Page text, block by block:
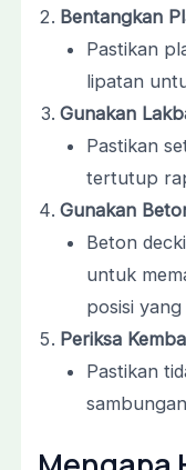
Bentangkan
Pastikan
lipatan
Gunakan
Pastikan
tertutup
Gunakan
Beton
untuk
posisi
Periksa
Pastikan